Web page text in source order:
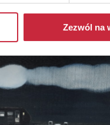
Zezwól na